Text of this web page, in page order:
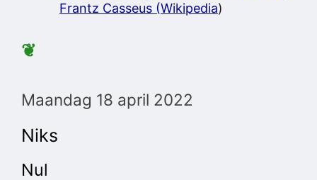
Frantz Casseus (Wikipedia)
❦
Maandag 18 april 2022
Niks
Nul